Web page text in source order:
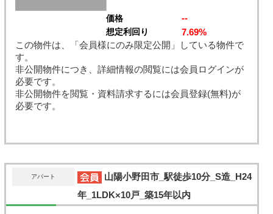
価格 --
想定利回り
7.69%
この物件は、「会員様にのみ限定公開」している物件で
す。
非公開物件につき、詳細情報の閲覧には会員ログインが
必要です。
非公開物件を閲覧・資料請求するには会員登録(無料)が
必要です。
アパート
山陽小野田市_駅徒歩10分_S造_H24
年_1LDK×10戸_築15年以内